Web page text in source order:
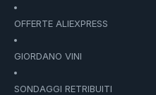
OFFERTE ALIEXPRESS
GIORDANO VINI
SONDAGGI RETRIBUITI